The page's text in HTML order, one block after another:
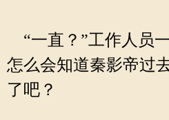
“一直？”工作人员
怎么会知道秦影帝过
了吧？